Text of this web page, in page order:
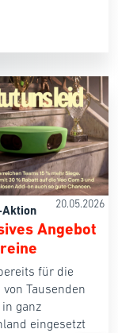
20.05.2026
Angebot
für die
von Tausenden
ganz
eingesetzt